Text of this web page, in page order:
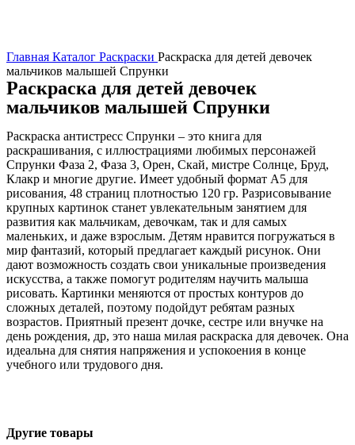
Главная Каталог Раскраски Раскраска для детей девочек
мальчиков малышей Спрунки
Раскраска для детей девочек
мальчиков малышей Спрунки
Раскраска антистресс Спрунки – это книга для
раскрашивания, с иллюстрациями любимых персонажей
Спрунки Фаза 2, Фаза 3, Орен, Скай, мистре Солнце, Бруд,
Клакр и многие другие. Имеет удобный формат А5 для
рисования, 48 страниц плотностью 120 гр. Разрисовывание
крупных картинок станет увлекательным занятием для
развития как мальчикам, девочкам, так и для самых
маленьких, и даже взрослым. Детям нравится погружаться в
мир фантазий, который предлагает каждый рисунок. Они
дают возможность создать свои уникальные произведения
искусства, а также помогут родителям научить малыша
рисовать. Картинки меняются от простых контуров до
сложных деталей, поэтому подойдут ребятам разных
возрастов. Приятный презент дочке, сестре или внучке на
день рождения, др, это наша милая раскраска для девочек. Она
идеальна для снятия напряжения и успокоения в конце
учебного или трудового дня.
Другие товары